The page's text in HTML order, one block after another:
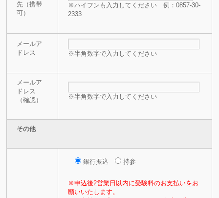
先（携帯
可）
※ハイフンも入力してください 例：0857-30-
2333
メールア
ドレス
※半角数字で入力してください
メールア
ドレス
（確認）
※半角数字で入力してください
その他
銀行振込 持参
※申込後2営業日以内に受験料のお支払いをお
願いいたします。